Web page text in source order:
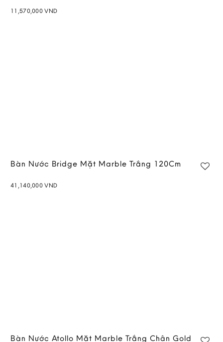
11,570,000VND
Bàn Nước Bridge Mặt Marble Trắng 120Cm
41,140,000VND
Bàn Nước Atollo Mặt Marble Trắng Chân Gold